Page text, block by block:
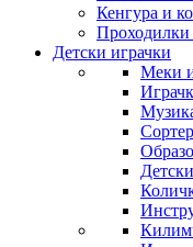
Кенгура и
Детски играчки
Меки